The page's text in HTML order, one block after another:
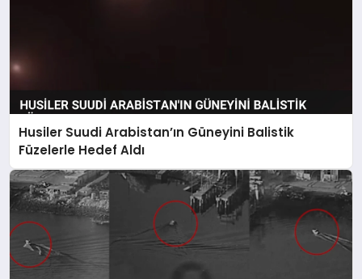
Husiler Suudi Arabistan’ın Güneyini Balistik
Füzelerle Hedef Aldı